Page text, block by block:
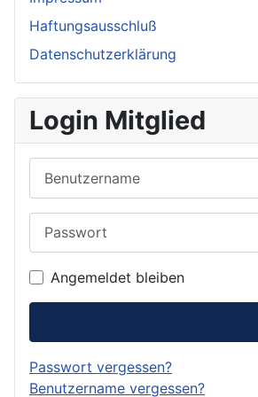
Haftungsausschluß
Datenschutzerklärung
Login Mitglied
Angemeldet bleiben
Passwort vergessen?
Benutzername vergessen?